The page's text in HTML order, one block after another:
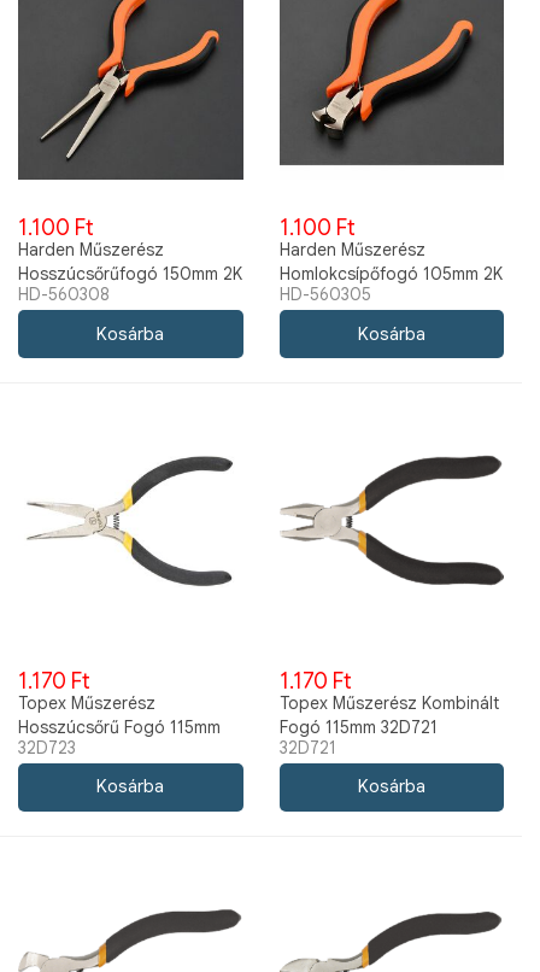
1.100 Ft
Harden Műszerész
Hosszúcsőrűfogó 150mm 2K
560308
HD-560308
1.100 Ft
Harden Műszerész
Homlokcsípőfogó 105mm 2K
560305
HD-560305
1.170 Ft
Topex Műszerész
Hosszúcsőrű Fogó 115mm
32D723
32D723
1.170 Ft
Topex Műszerész Kombinált
Fogó 115mm 32D721
32D721